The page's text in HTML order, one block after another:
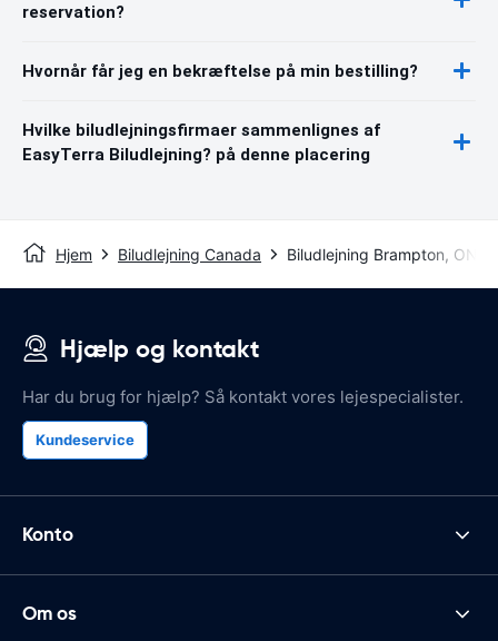
reservation?
Hvornår får jeg en bekræftelse på min bestilling?
Hvilke biludlejningsfirmaer sammenlignes af
EasyTerra Biludlejning? på denne placering
Hjem Biludlejning Canada Biludlejning Brampton, ON
Hjælp og kontakt
Har du brug for hjælp? Så kontakt vores lejespecialister.
Kundeservice
Konto
Om os